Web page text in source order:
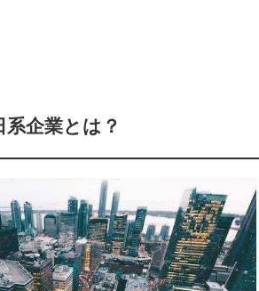
企業とは？